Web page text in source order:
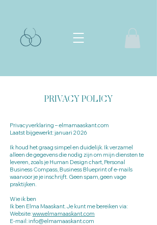
PRIVACY POLICY
Privacyverklaring – elmamaaskant.com
Laatst bijgewerkt: januari 2026
Ik houd het graag simpel en duidelijk. Ik verzamel
alleen de gegevens die nodig zijn om mijn diensten te
leveren, zoals je Human Design chart, Personal
Business Compass, Business Blueprint of e-mails
waarvoor je je inschrijft. Geen spam, geen vage
praktijken.
Wie ik ben
Ik ben Elma Maaskant. Je kunt me bereiken via:
Website:www.elmamaaskant.com
E-mail: info@elmamaaskant.com